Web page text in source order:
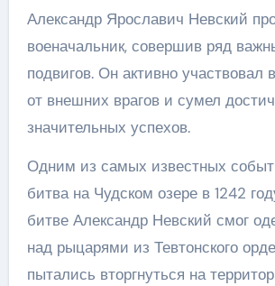
Александр Ярославич Невский
военачальник, совершив ряд
подвигов. Он активно участвовал
от внешних врагов и сумел
значительных успехов.
Одним из самых известных
битва на Чудском озере в 1242
битве Александр Невский смог
над рыцарями из Тевтонского
пытались вторгнуться на